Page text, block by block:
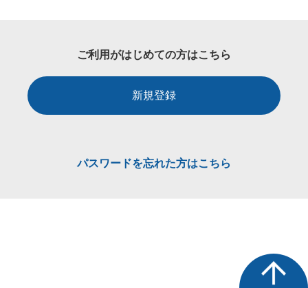
ご利用がはじめての方はこちら
新規登録
パスワードを忘れた方はこちら